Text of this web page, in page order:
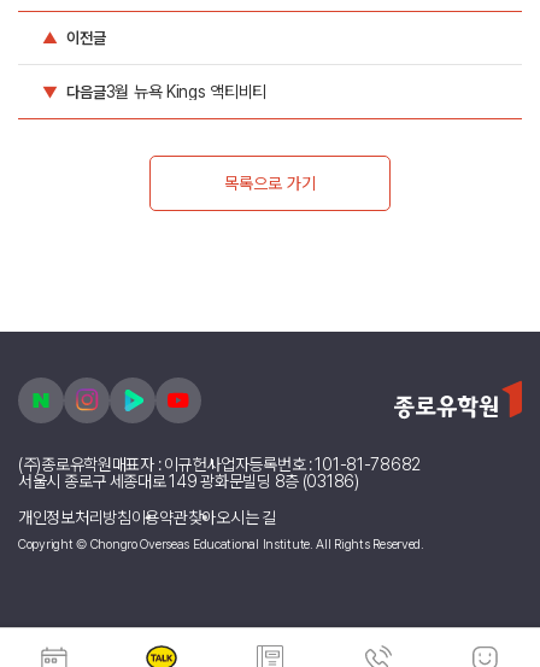
▲ 이전글
▼ 다음글3월 뉴욕 Kings 액티비티
목록으로 가기
(주)종로유학원대표자 : 이규헌사업자등록번호 : 101-81-78682
서울시 종로구 세종대로 149 광화문빌딩 8층 (03186)
개인정보처리방침이용약관찾아오시는 길
Copyright © Chongro Overseas Educational Institute. All Rights Reserved.